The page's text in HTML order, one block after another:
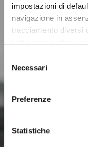
impostazioni di
navigazione in
tracciamento diversi
tutti i cookie clicca
su acconsento
qui. Cliccando sul
del
consenso
Necessari
Preferenze
Statistiche